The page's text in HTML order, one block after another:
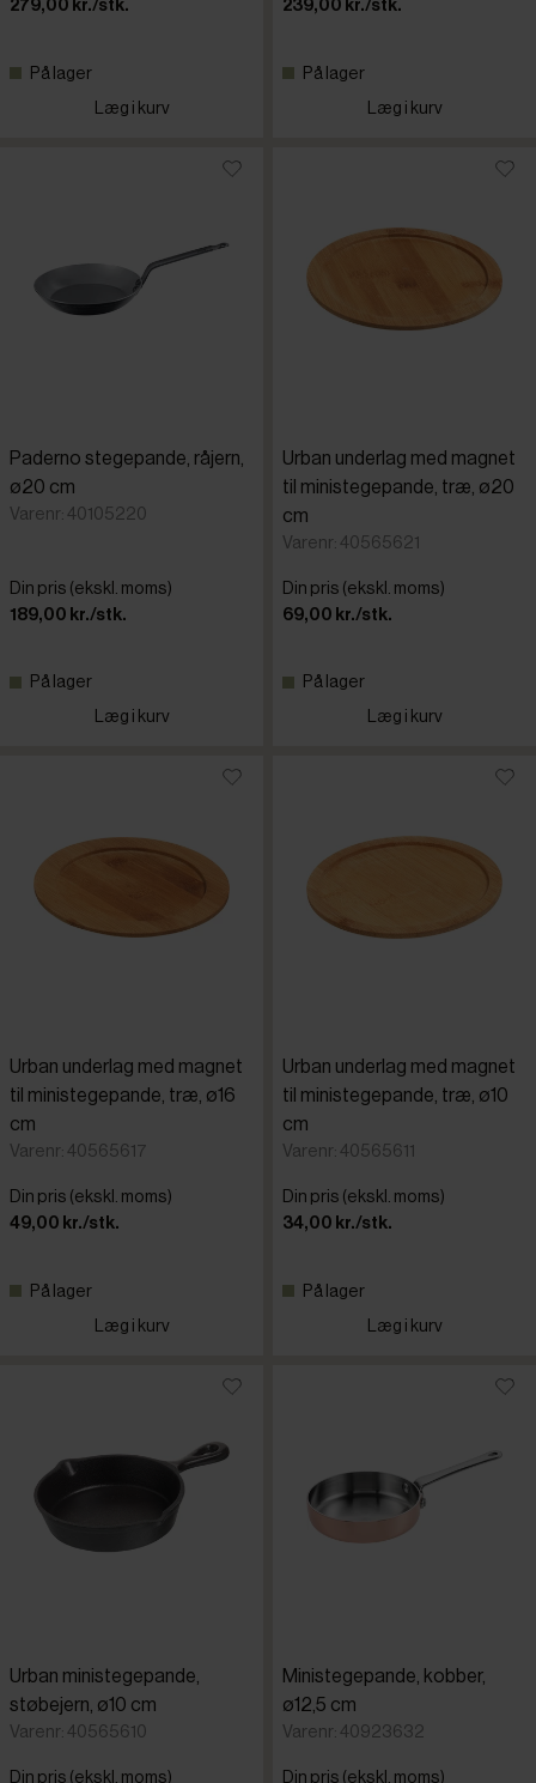
279,00 kr./stk.
På lager
Læg i kurv
239,00 kr./stk.
På lager
Læg i kurv
Paderno stegepande, råjern,
ø20 cm
Varenr: 40105220
Din pris (ekskl. moms)
189,00 kr./stk.
På lager
Læg i kurv
Urban underlag med magnet
til ministegepande, træ, ø20
cm
Varenr: 40565621
Din pris (ekskl. moms)
69,00 kr./stk.
På lager
Læg i kurv
Urban underlag med magnet
til ministegepande, træ, ø16
cm
Varenr: 40565617
Din pris (ekskl. moms)
49,00 kr./stk.
På lager
Læg i kurv
Urban underlag med magnet
til ministegepande, træ, ø10
cm
Varenr: 40565611
Din pris (ekskl. moms)
34,00 kr./stk.
På lager
Læg i kurv
Urban ministegepande,
støbejern, ø10 cm
Varenr: 40565610
Din pris (ekskl. moms)
Ministegepande, kobber,
ø12,5 cm
Varenr: 40923632
Din pris (ekskl. moms)